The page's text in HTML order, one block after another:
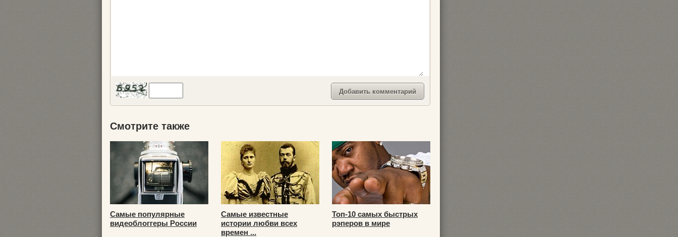
Смотрите также
Самые популярные
видеоблоггеры России
Самые известные
истории любви всех
времен ...
Топ-10 самых быстрых
рэперов в мире